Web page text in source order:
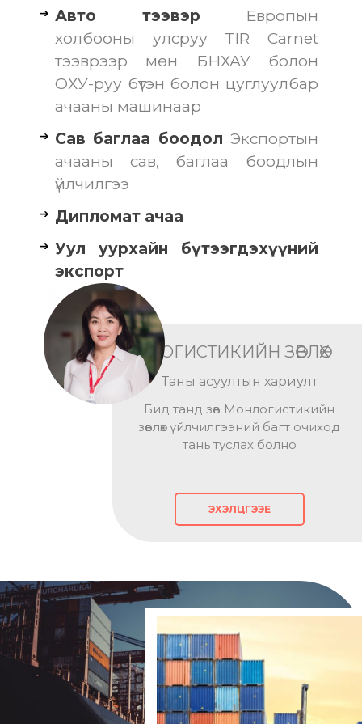
Авто тээвэр Европын
холбооны улсруу TIR Carnet
тээврээр мөн БНХАУ болон
ОХУ-руу бүтэн болон цуглуулбар
ачааны машинаар
Сав баглаа боодол Экспортын
ачааны сав, баглаа боодлын
үйлчилгээ
Дипломат ачаа
Уул уурхайн бүтээгдэхүүний
экспорт
ЛОГИСТИКИЙН ЗӨВЛӨХ
Таны асуултын хариулт
Бид танд зөв Монлогистикийн
зөвлөх үйлчилгээний багт очиход
тань туслах болно
ЭХЭЛЦГЭЭЕ